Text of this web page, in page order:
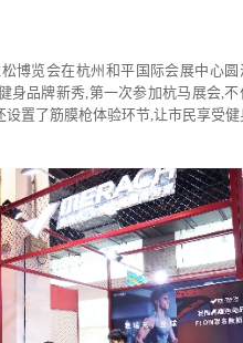
博览会在杭州和平国际会展中心圆
身品牌新秀,第一次参加杭马展会,不
置了筋膜枪体验环节,让市民享受健